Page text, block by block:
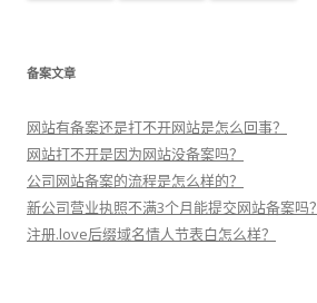
备案文章
网站有备案还是打不开网站是怎么回事？
网站打不开是因为网站没备案吗？
公司网站备案的流程是怎么样的？
新公司营业执照不满3个月能提交网站备案吗？
注册.love后缀域名情人节表白怎么样？